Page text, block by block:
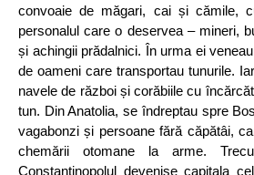
convoaie de măgari, cai și cămile,
personalul care o deservea – mineri,
și achingii prădalnici. În urma ei
de oameni care transportau tunurile.
navele de război și corăbiile cu
tun. Din Anatolia, se îndreptau spre
vagabonzi și persoane fără căpătâi,
chemării otomane la arme.
Constantinopolul devenise capitala